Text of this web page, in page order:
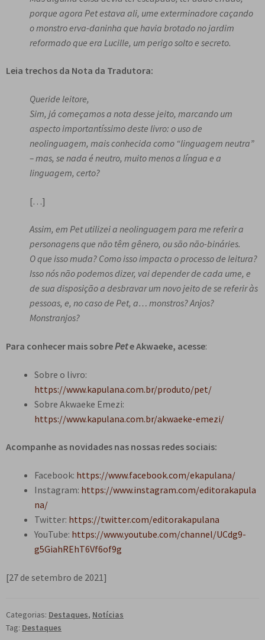
porque agora Pet estava ali, ume exterminadore caçando
o monstro erva-daninha que havia brotado no jardim
reformado que era Lucille, um perigo solto e secreto.
Leia trechos da Nota da Tradutora:
Queride leitore,
Sim, já começamos a nota desse jeito, marcando um
aspecto importantíssimo deste livro: o uso de
neolinguagem, mais conhecida como “linguagem neutra”
– mas, se nada é neutro, muito menos a língua e a
linguagem, certo?
[…]
Assim, em Pet utilizei a neolinguagem para me referir a
personagens que não têm gênero, ou são não-bináries.
O que isso muda? Como isso impacta o processo de leitura?
Isso nós não podemos dizer, vai depender de cada ume, e
de sua disposição a desbravar um novo jeito de se referir às
pessoas, e, no caso de Pet, a… monstros? Anjos?
Monstranjos?
Para conhecer mais sobre Pete Akwaeke, acesse:
Sobre o livro:
https://www.kapulana.com.br/produto/pet/
Sobre Akwaeke Emezi:
https://www.kapulana.com.br/akwaeke-emezi/
Acompanhe as novidades nas nossas redes sociais:
Facebook: https://www.facebook.com/ekapulana/
Instagram: https://www.instagram.com/editorakapula
na/
Twitter: https://twitter.com/editorakapulana
YouTube: https://www.youtube.com/channel/UCdg9-
g5GiahREhT6Vf6of9g
[27 de setembro de 2021]
Categorias: Destaques, Notícias
Tag: Destaques